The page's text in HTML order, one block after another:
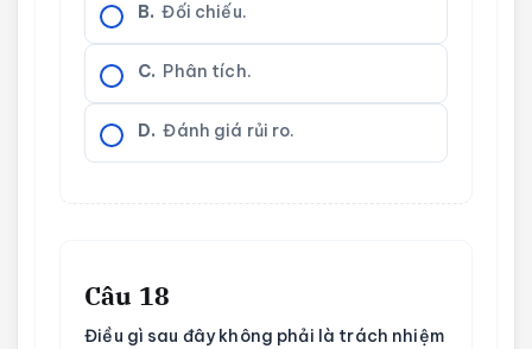
B. Đối chiếu.
C. Phân tích.
D. Đánh giá rủi ro.
Câu 18
Điều gì sau đây không phải là trách nhiệm